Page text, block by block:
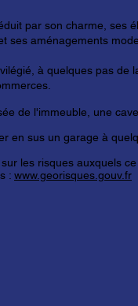
par son charme, ses
ses aménagements
à quelques pas de
de l'immeuble, une
en sus un garage à
les risques auxquels
: www.georisques.gouv.fr